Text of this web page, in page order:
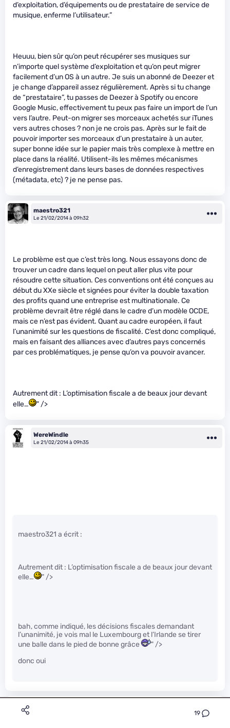
19
d’exploitation, d’équipements ou de prestataire de service de
musique, enferme l’utilisateur.”
Heuuu, bien sûr qu’on peut récupérer ses musiques sur
n’importe quel système d’exploitation et qu’on peut migrer
facilement d’un OS à un autre. Je suis un abonné de Deezer et
je change d’appareil assez régulièrement. Après si tu change
de “prestataire”, tu passes de Deezer à Spotify ou encore
Google Music, effectivement tu peux pas faire un import de l’un
vers l’autre. Peut-on migrer ses morceaux achetés sur iTunes
vers autres choses ? non je ne crois pas. Après sur le fait de
pouvoir importer ses morceaux d’un prestataire à un auter,
super bonne idée sur le papier mais très complexe à mettre en
place dans la réalité. Utilisent-ils les mêmes mécanismes
d’enregistrement dans leurs bases de données respectives
(métadata, etc) ? je ne pense pas.
maestro321
Le 21/02/2014 à 09h32
Le problème est que c’est très long. Nous essayons donc de
trouver un cadre dans lequel on peut aller plus vite pour
résoudre cette situation. Ces conventions ont été conçues au
début du XXe siècle et signées pour éviter la double taxation
des profits quand une entreprise est multinationale. Ce
problème devrait être réglé dans le cadre d’un modèle OCDE,
mais ce n’est pas évident. Quant au cadre européen, il faut
l’unanimité sur les questions de fiscalité. C’est donc compliqué,
mais en faisant des alliances avec d’autres pays concernés
par ces problématiques, je pense qu’on va pouvoir avancer.
Autrement dit : L’optimisation fiscale a de beaux jour devant
elle…
" />
WereWindle
Le 21/02/2014 à 09h35
maestro321 a écrit :
Autrement dit : L’optimisation fiscale a de beaux jour devant
elle…
" />
bah, comme indiqué, les décisions fiscales demandant
l’unanimité, je vois mal le Luxembourg et l’Irlande se tirer
une balle dans le pied de bonne grâce
" />
donc oui